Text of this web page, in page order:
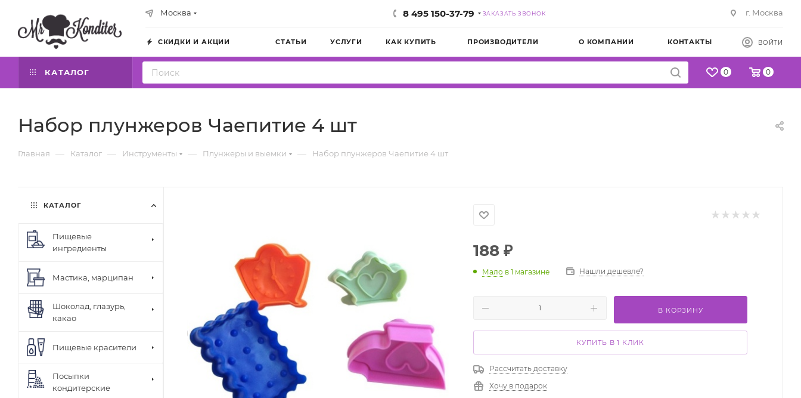
Москва 8 495 150-37-79 ЗАКАЗАТЬ ЗВОНОК г. Москва
СКИДКИ И АКЦИИ СТАТЬИ УСЛУГИ КАК КУПИТЬ ПРОИЗВОДИТЕЛИ О КОМПАНИИ КОНТАКТЫ ВОЙТИ
КАТАЛОГ 0 0
Набор плунжеров Чаепитие 4 шт
Главная — Каталог — Инструменты — Плунжеры и выемки — Набор плунжеров Чаепитие 4 шт
188 ₽
Мало в 1 магазине Нашли дешевле?
В КОРЗИНУ
КУПИТЬ В 1 КЛИК
Рассчитать доставку
Хочу в подарок
КАТАЛОГ
Пищевые
ингредиенты
Мастика, марципан
Шоколад, глазурь,
какао
Пищевые красители
Посыпки
кондитерские